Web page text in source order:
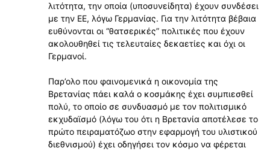
λιτότητα, την οποία (υποσυνείδητα) έχουν συνδέσει
με την ΕΕ, λόγω Γερμανίας. Για την λιτότητα βέβαια
ευθύνονται οι “θατσερικές” πολιτικές που έχουν
ακολουθηθεί τις τελευταίες δεκαετίες και όχι οι
Γερμανοί.
Παρ’ολο που φαινομενικά η οικονομία της
Βρετανίας πάει καλά ο κοσμάκης έχει συμπιεσθεί
πολύ, το οποίο σε συνδυασμό με τον πολιτισμικό
εκχυδαϊσμό (λόγω του ότι η Βρετανία αποτέλεσε το
πρώτο πειραματόζωο στην εφαρμογή του υλιστικού
διεθνισμού) έχει οδηγήσει τον κόσμο να φέρεται